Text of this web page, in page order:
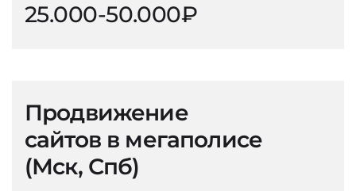
25.000-50.000₽
Продвижение
сайтов в мегаполисе
(Мск, Спб)